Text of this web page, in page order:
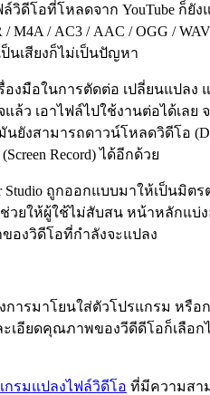
ล์วิดีโอที่โหลดจาก YouTube ก็ยั
M4A / AC3 / AAC / OGG /
นเสียงก็ไม่เป็นปัญหา
องมือในการตัดต่อ เปลี่ยนแปลง
ล้ว เอาไฟล์ไปใช้งานต่อได้เลย
ยังสามารถดาวน์โหลดวิดีโอ
Record) ได้อีกด้วย
Studio ถูกออกแบบมาให้เป็นมิต
ยให้ผู้ใช้ไม่สับสน หน้าหลักแบ่ง
องวิดีโอที่กำลังจะแปลง
ารมาโยนใส่ตัวโปรแกรม หรือ
เอียดคุณภาพของวีดีดีโอก็เลือก
กรมแปลงไฟล์วิดีโอ ที่มีความสา